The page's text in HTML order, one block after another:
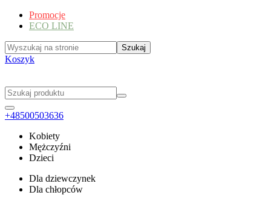
Promocje
ECO LINE
Koszyk
+48500503636
Kobiety
Mężczyźni
Dzieci
Dla dziewczynek
Dla chłopców